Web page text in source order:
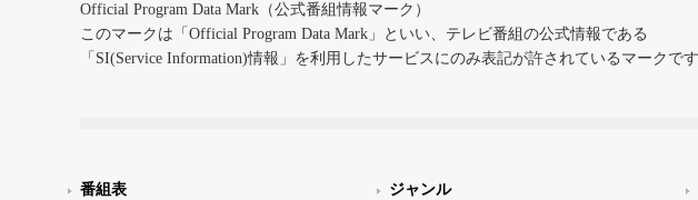
Official Program Data Mark（公式番組情報マーク）
このマークは「Official Program Data Mark」といい、テレビ番組の公式情報である
「SI(Service Information)情報」を利用したサービスにのみ表記が許されているマークです
番組表
ジャンル